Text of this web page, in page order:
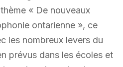
« De nouveaux
ontarienne », ce
les nombreux levers du
prévus dans les écoles et